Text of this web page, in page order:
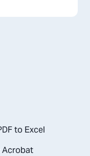
to Excel
Acrobat